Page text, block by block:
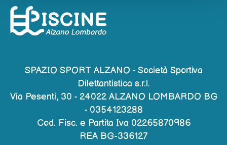
SPAZIO SPORT ALZANO - Società Sportiva
Dilettantistica s.r.l.
Via Pesenti, 30 - 24022 ALZANO LOMBARDO BG
- 0354123288
Cod. Fisc. e Partita Iva 02265870986
REA BG-336127